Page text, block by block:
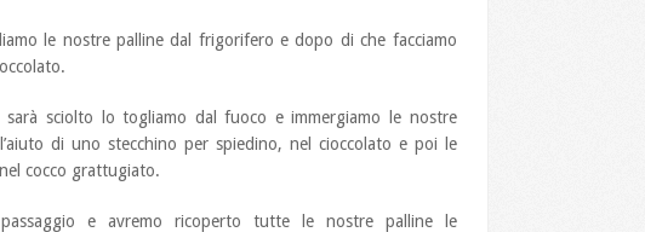
le nostre palline dal frigorifero e dopo di che facciamo
sarà sciolto lo togliamo dal fuoco e immergiamo le nostre
di uno stecchino per spiedino, nel cioccolato e poi le
cocco grattugiato.
e avremo ricoperto tutte le nostre palline le